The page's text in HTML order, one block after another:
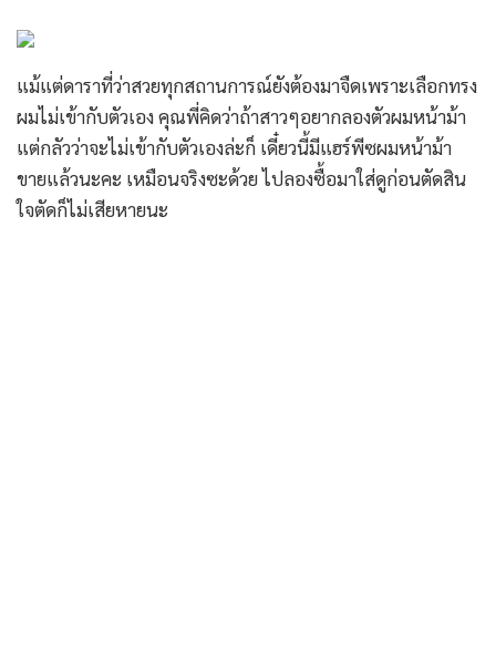
แม้แต่ดาราที่ว่าสวยทุกสถานการณ์ยังต้องมาจืดเพราะเลือกทรง
ผมไม่เข้ากับตัวเอง คุณพี่คิดว่าถ้าสาวๆอยากลองตัวผมหน้าม้า
แต่กลัวว่าจะไม่เข้ากับตัวเองล่ะก็ เดี๋ยวนี้มีแฮร์พีซผมหน้าม้า
ขายแล้วนะคะ เหมือนจริงซะด้วย ไปลองซื้อมาใส่ดูก่อนตัดสิน
ใจตัดก็ไม่เสียหายนะ